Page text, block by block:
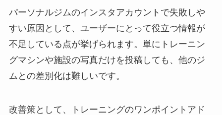
パーソナルジムのインスタアカウントで失敗しや
すい原因として、ユーザーにとって役立つ情報が
不足している点が挙げられます。単にトレーニン
グマシンや施設の写真だけを投稿しても、他のジ
ムとの差別化は難しいです。
改善策として、トレーニングのワンポイントアド